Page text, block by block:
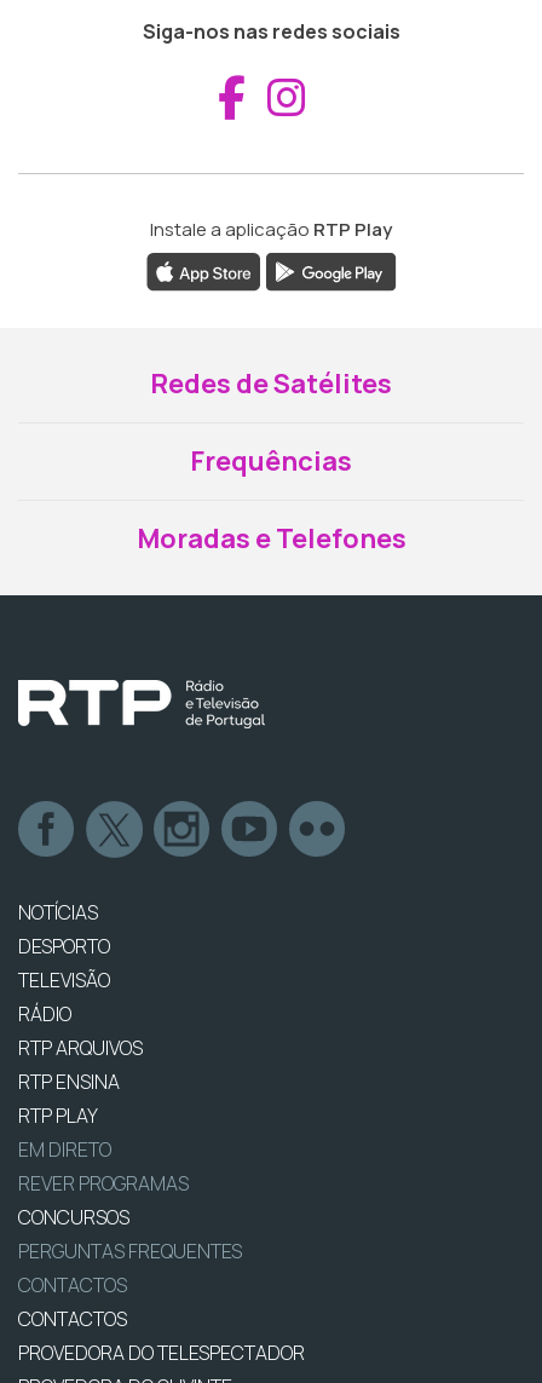
Siga-nos nas redes sociais
Aceder ao
Instale a aplicação RTP Play
Redes de Satélites
Frequências
Moradas e Telefones
NOTÍCIAS
DESPORTO
TELEVISÃO
RÁDIO
RTP ARQUIVOS
RTP ENSINA
RTP PLAY
EM DIRETO
REVER PROGRAMAS
CONCURSOS
PERGUNTAS FREQUENTES
CONTACTOS
CONTACTOS
PROVEDORA DO TELESPECTADOR